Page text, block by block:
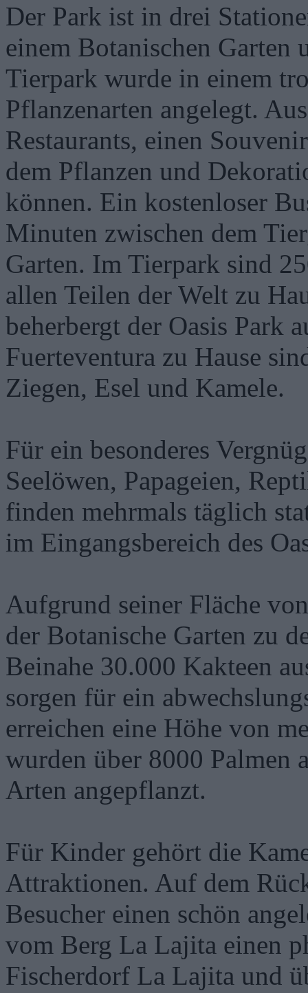
Der Park ist in drei
einem Botanischen Garten
Tierpark wurde in einem
Pflanzenarten angelegt.
Restaurants, einen
dem Pflanzen und
können. Ein kostenloser
Minuten zwischen dem
Garten. Im Tierpark sind
allen Teilen der Welt zu
beherbergt der Oasis Park
Fuerteventura zu Hause
Ziegen, Esel und Kamele.
Für ein besonderes
Seelöwen, Papageien,
finden mehrmals täglich
im Eingangsbereich des
Aufgrund seiner Fläche
der Botanische Garten zu
Beinahe 30.000 Kakteen
sorgen für ein
erreichen eine Höhe von
wurden über 8000 Palmen
Arten angepflanzt.
Für Kinder gehört die
Attraktionen. Auf dem
Besucher einen schön
vom Berg La Lajita einen
Fischerdorf La Lajita und